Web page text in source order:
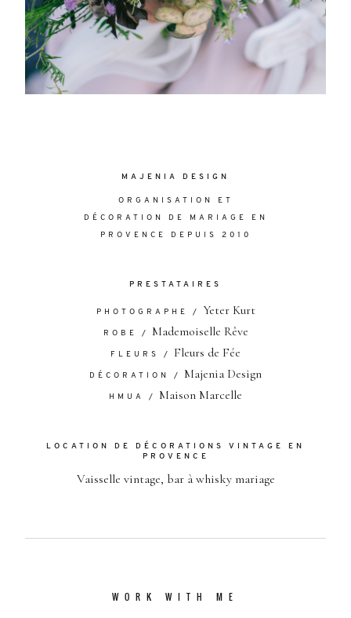
MAJENIA DESIGN
ORGANISATION ET
DÉCORATION DE MARIAGE EN
PROVENCE DEPUIS 2010
PRESTATAIRES
PHOTOGRAPHE / Yeter Kurt
ROBE / Mademoiselle Rêve
FLEURS / Fleurs de Fée
DÉCORATION / Majenia Design
HMUA / Maison Marcelle
LOCATION DE DÉCORATIONS VINTAGE EN
PROVENCE
Vaisselle vintage, bar à whisky mariage
WORK WITH ME